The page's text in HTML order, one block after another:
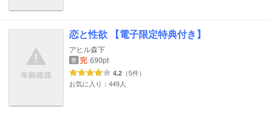
恋と性欲 【電子限定特典付き】
アヒル森下
巻 完 690pt
4.2 （5件）
お気に入り：449人